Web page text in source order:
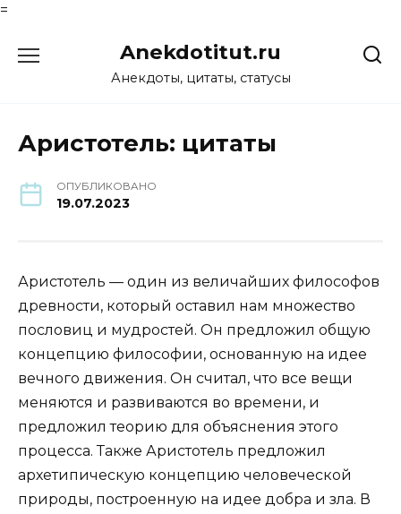
=
Anekdotitut.ru
Анекдоты, цитаты, статусы
Аристотель: цитаты
ОПУБЛИКОВАНО
19.07.2023
Аристотель — один из величайших философов
древности, который оставил нам множество
пословиц и мудростей. Он предложил общую
концепцию философии, основанную на идее
вечного движения. Он считал, что все вещи
меняются и развиваются во времени, и
предложил теорию для объяснения этого
процесса. Также Аристотель предложил
архетипическую концепцию человеческой
природы, построенную на идее добра и зла. В